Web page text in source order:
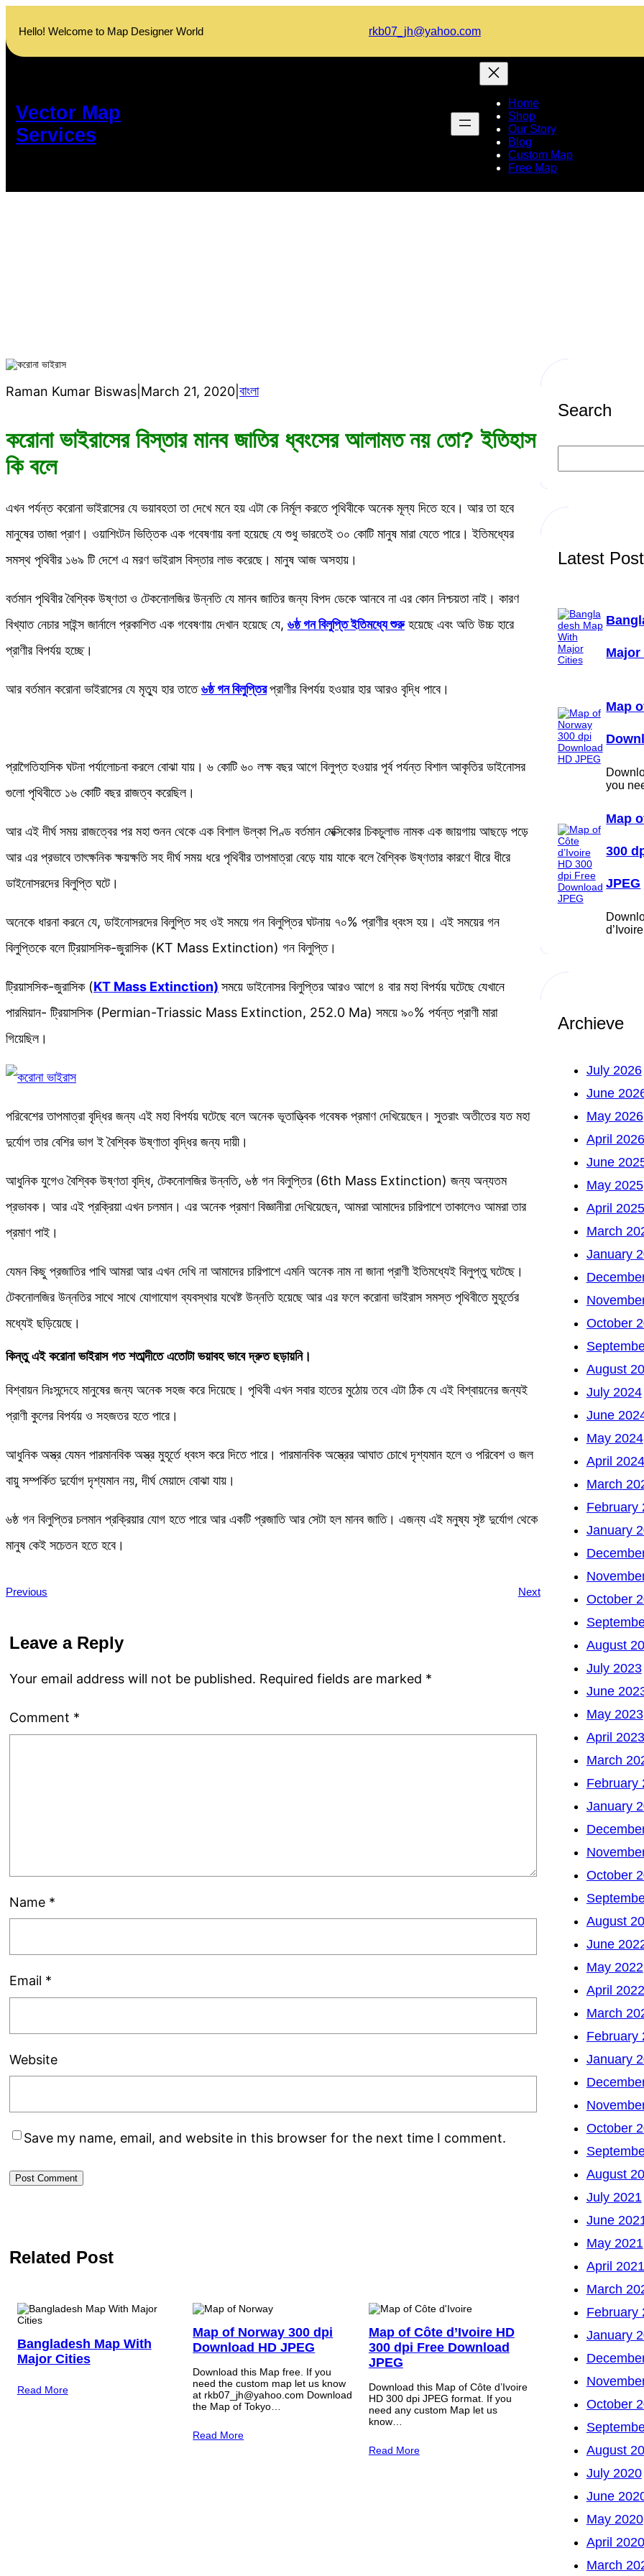
content
Hello! Welcome to Map Designer World rkb07_jh@yahoo.com
Vector Map
Services
Home
Shop
Our Story
Blog
Custom Map
Free Map
Raman Kumar Biswas March 21, 2020 বাংলা
করোনা ভাইরাসের বিস্তার মানব জাতির ধ্বংসের আলামত নয় তো? ইতিহাস
কি বলে
এখন পর্যন্ত করোনা ভাইরাসের যে ভয়াবহতা তা দেখে মনে হয় এটা কে নির্মূল করতে পৃথিবীকে অনেক মূল্য দিতে হবে। আর তা হবে
মানুষের তাজা প্রাণ। ওয়াশিংটন ভিত্তিক এক গবেষণায় বলা হয়েছে যে শুধু ভারতেই ৩০ কোটি মানুষ মারা যেতে পারে। ইতিমধ্যের
সমস্থ পৃথিবীর ১৬৯ টি দেশে এ মরণ ভাইরাস বিস্তার লাভ করেছে। মানুষ আজ অসহায়।
বর্তমান পৃথিবীর বৈশ্বিক উষ্ণতা ও টেকনোলজির উন্নতি যে মানব জাতির জন্য বিপদ ডেকে আনবে না এর কোন নিশ্চয়তা নাই। কারণ
বিখ্যাত নেচার সাইন্স জার্নালে প্রকাশিত এক গবেষণায় দেখান হয়েছে যে, ৬ষ্ঠ গন বিলুপ্তি ইতিমধ্যে শুরুহয়েছে এবং অতি উচ্চ হারে
প্রাণীর বিপর্যয় হচ্ছে।
আর বর্তমান করোনা ভাইরাসের যে মৃত্যু হার তাতে৬ষ্ঠ গন বিলুপ্তিরপ্রাণীর বিপর্যয় হওয়ার হার আরও বৃদ্ধি পাবে।
প্রাগৈতিহাসিক ঘটনা পর্যালোচনা করলে বোঝা যায়। ৬ কোটি ৬০ লক্ষ বছর আগে বিলুপ্ত হওয়ার পূর্ব পর্যন্ত বিশাল আকৃতির ডাইনোসর
গুলো পৃথিবীতে ১৬ কোটি বছর রাজত্ব করেছিল।
আর এই দীর্ঘ সময় রাজত্বের পর মহা শুনন থেকে এক বিশাল উল্কা পিণ্ড বর্তমান মেক্সিকোর চিকচুলাভ নামক এক জায়গায় আছড়ে পড়ে
আর এর প্রভাবে তাৎক্ষনিক ক্ষয়ক্ষতি সহ দীর্ঘ সময় ধরে পৃথিবীর তাপমাত্রা বেড়ে যায় যাকে বলে বৈশ্বিক উষ্ণতার কারণে ধীরে ধীরে
ডাইনোসরদের বিলুপ্তি ঘটে।
অনেকে ধারনা করনে যে, ডাইনোসরদের বিলুপ্তি সহ ওই সময়ে গন বিলুপ্তির ঘটনায় ৭০% প্রাণীর ধ্বংস হয়। এই সময়ের গন
বিলুপ্তিকে বলে ট্রিয়াসসিক-জুরাসিক (KT Mass Extinction) গন বিলুপ্তি।
ট্রিয়াসসিক-জুরাসিক (KT Mass Extinction) সময়ে ডাইনোসর বিলুপ্তির আরও আগে ৪ বার মহা বিপর্যয় ঘটেছে যেখানে
পারমিয়ান- ট্রিয়াসসিক (Permian-Triassic Mass Extinction, 252.0 Ma) সময়ে ৯০% পর্যন্ত প্রাণী মারা
গিয়েছিল।
পরিবেশের তাপমাত্রা বৃদ্ধির জন্য এই মহা বিপর্যয় ঘটেছে বলে অনেক ভূতাত্ত্বিক গবেষক প্রমাণ দেখিয়েছেন। সুতরাং অতীতের যত মহা
দুর্যোগ তার বেশির ভাগ ই বৈশ্বিক উষ্ণাতা বৃদ্ধির জন্য দায়ী।
আধুনিক যুগেও বৈশ্বিক উষ্ণতা বৃদ্ধি, টেকনোলজির উন্নতি, ৬ষ্ঠ গন বিলুপ্তির (6th Mass Extinction) জন্য অন্যতম
প্রভাবক। আর এই প্রক্রিয়া এখন চলমান। এর অনেক প্রমাণ বিজ্ঞানীরা দেখিয়েছেন, আমরা আমাদের চারিপাশে তাকালেও আমরা তার
প্রমাণ পাই।
যেমন কিছু প্রজাতির পাখি আমরা আর এখন দেখি না আমাদের চারিপাশে এমনি অনেক নাম না জানা প্রাণী ইতিমধ্যেই বিলুপ্তু ঘটেছে।
টেকনোলজির উন্নতির সাথে সাথে যোগাযোগ ব্যবস্থার যথেষ্ট উন্নতি হয়েছে আর এর ফলে করোনা ভাইরাস সমস্ত পৃথিবীতে মুহূর্তের
মধ্যেই ছড়িয়েছে।
কিন্তু এই করোনা ভাইরাস গত শতাব্দীতে এতোটা ভয়াবহ ভাবে দ্রুত ছড়ায়নি।
বিশ্বায়ন নিঃসন্দেহে মানুষের জন্য অনেক সহজ করে দিয়েছে। পৃথিবী এখন সবার হাতের মুঠোয় তবে এটা ঠিক যে এই বিশ্বায়নের জন্যই
প্রাণী কুলের বিপর্যয় ও সহজতর হতে পারে।
আধুনিক অস্ত্র যেমন পারমানবিক অস্ত্র মুহূর্তে ধ্বংস করে দিতে পারে। পারমানবিক অস্ত্রের আঘাত চোখে দৃশ্যমান হলে ও পরিবেশ ও জল
বায়ু সম্পর্কিত দুর্যোগ দৃশ্যমান নয়, দীর্ঘ মেয়াদে বোঝা যায়।
৬ষ্ঠ গন বিলুপ্তির চলমান প্রক্রিয়ার যোগ হতে পারে আর একটি প্রজাতি আর সেটা হল মানব জাতি। এজন্য এই মনুষ্য সৃষ্ট দুর্যোগ থেকে
মানুষ কেই সচেতন হতে হবে।
Previous Next
Leave a Reply
Your email address will not be published. Required fields are marked *
Comment *
Name *
Email *
Website
Save my name, email, and website in this browser for the next time I comment.
Related Post
Bangladesh Map With
Major Cities
Read More
Map of Norway 300 dpi
Download HD JPEG
Download this Map free. If you
need the custom map let us know
at rkb07_jh@yahoo.com Download
the Map of Tokyo…
Read More
Map of Côte d’Ivoire HD
300 dpi Free Download
JPEG
Download this Map of Côte d’Ivoire
HD 300 dpi JPEG format. If you
need any custom Map let us
know…
Read More
Search
a
h
Latest
Map
you
Map
300
JPEG
Archieve
July 2026
June
May 2026
April 2026
June
May 2025
April 2025
March
January
October
August
July 2024
June
May 2024
April 2024
March
February
January
October
August
July 2023
June
May 2023
April 2023
March
February
January
October
August
June
May 2022
April 2022
March
February
January
October
August
July 2021
June
May 2021
April 2021
March
February
January
October
August
July 2020
June
May 2020
April 2020
March